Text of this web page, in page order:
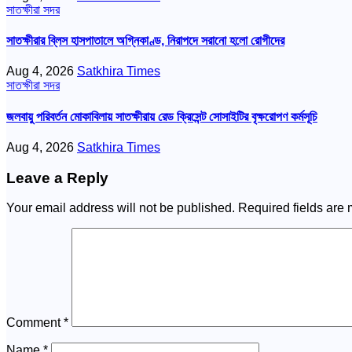
সাতক্ষীরা সদর
সাতক্ষীরার ব্লিস হাসপাতালে অগ্নিকাণ্ড, নিরাপদে সরানো হলো রোগীদের
Aug 4, 2026 Satkhira Times
সাতক্ষীরা সদর
জলবায়ু পরিবর্তন মোকাবিলায় সাতক্ষীরায় রেড ক্রিসেন্ট সোসাইটির বৃক্ষরোপণ কর্মসূচি
Aug 4, 2026 Satkhira Times
Leave a Reply
Your email address will not be published. Required fields are
Comment*